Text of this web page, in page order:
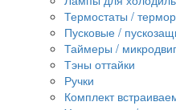
Термостаты /
Пусковые /
Таймеры /
Тэны оттайки
Ручки
Комплект